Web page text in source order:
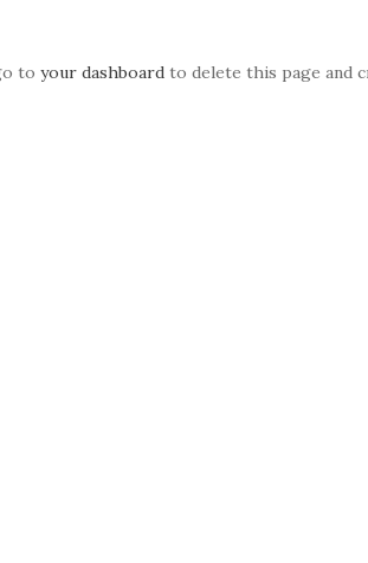
to your dashboard to delete this page and